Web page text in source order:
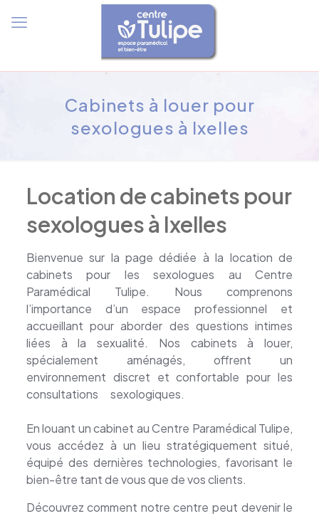
Cabinets à louer pour
sexologues à Ixelles
Location de cabinets pour
sexologues à Ixelles
Bienvenue sur la page dédiée à la location de
cabinets pour les sexologues au Centre
Paramédical Tulipe. Nous comprenons
l’importance d’un espace professionnel et
accueillant pour aborder des questions intimes
liées à la sexualité. Nos cabinets à louer,
spécialement aménagés, offrent un
environnement discret et confortable pour les
consultations sexologiques.
En louant un cabinet au Centre Paramédical Tulipe,
vous accédez à un lieu stratégiquement situé,
équipé des dernières technologies, favorisant le
bien-être tant de vous que de vos clients.
Découvrez comment notre centre peut devenir le